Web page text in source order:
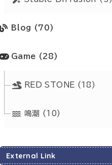
Blog (70)
Game (28)
RED STONE (18)
鳴潮 (10)
External Link